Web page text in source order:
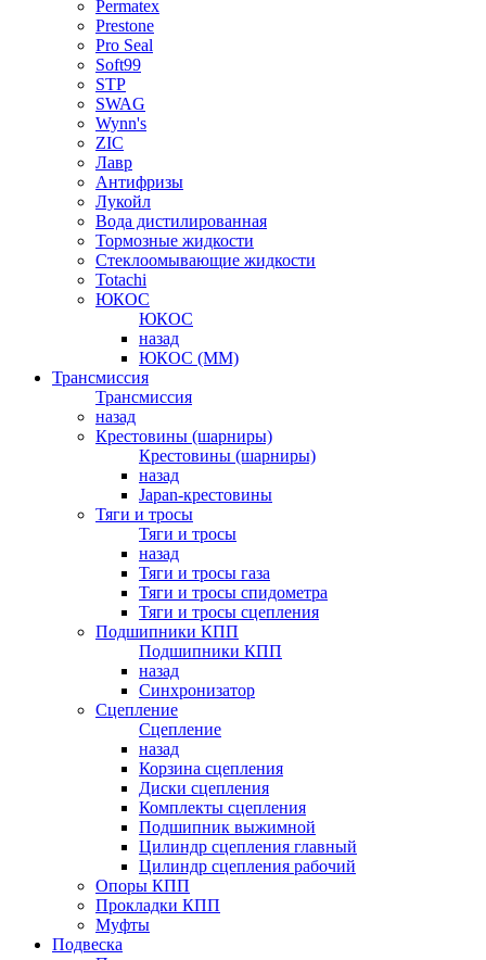
Permatex
Prestone
Pro Seal
Soft99
STP
SWAG
Wynn's
ZIC
Лавр
Антифризы
Лукойл
Вода дистилированная
Тормозные жидкости
Стеклоомывающие жидкости
Totachi
ЮКОС
ЮКОС
назад
ЮКОС (ММ)
Трансмиссия
Трансмиссия
назад
Крестовины (шарниры)
Крестовины (шарниры)
назад
Japan-крестовины
Тяги и тросы
Тяги и тросы
назад
Тяги и тросы газа
Тяги и тросы спидометра
Тяги и тросы сцепления
Подшипники КПП
Подшипники КПП
назад
Синхронизатор
Сцепление
Сцепление
назад
Корзина сцепления
Диски сцепления
Комплекты сцепления
Подшипник выжимной
Цилиндр сцепления главный
Цилиндр сцепления рабочий
Опоры КПП
Прокладки КПП
Муфты
Подвеска